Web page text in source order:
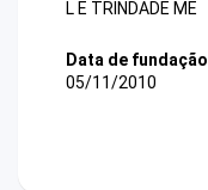
L E TRINDADE ME
Data de fundação
05/11/2010